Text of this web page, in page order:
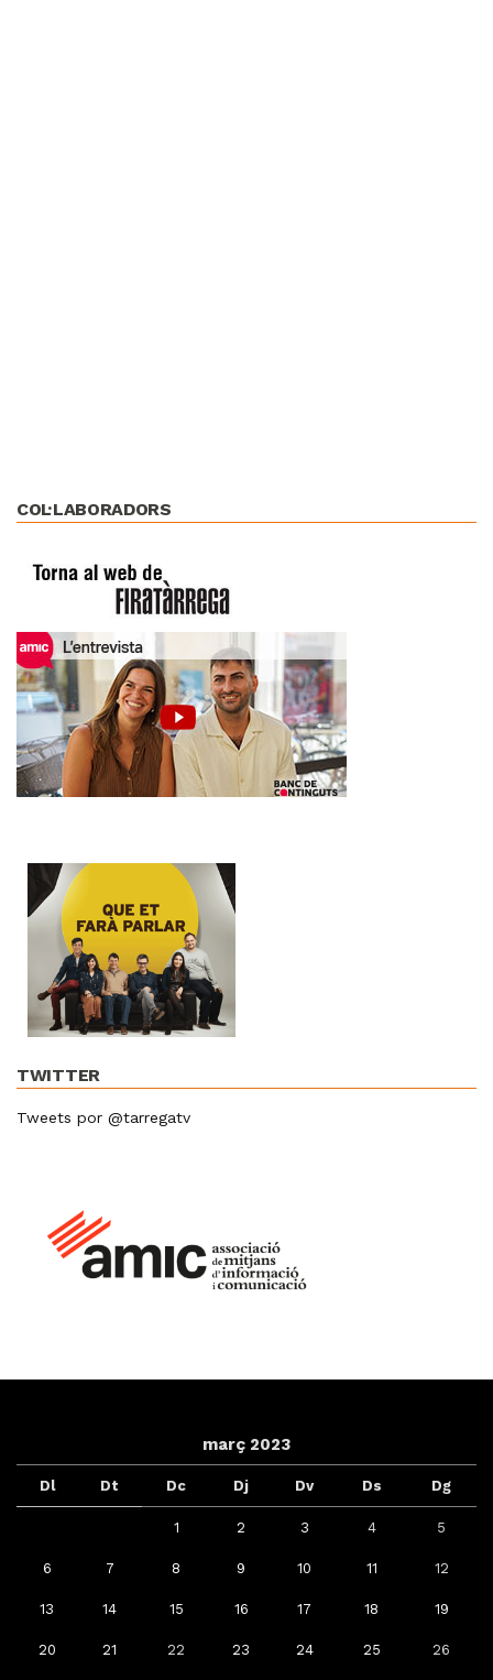
COL·LABORADORS
TWITTER
Tweets por @tarregatv
març 2023
Dl Dt Dc Dj Dv Ds Dg
1 2 3 4 5
6 7 8 9 10 11 12
13 14 15 16 17 18 19
20 21 22 23 24 25 26